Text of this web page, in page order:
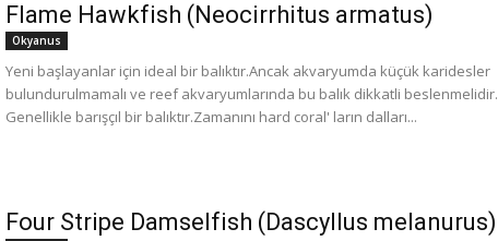
Flame Hawkfish (Neocirrhitus armatus)
Okyanus
Yeni başlayanlar için ideal bir balıktır.Ancak akvaryumda küçük karidesler
bulundurulmamalı ve reef akvaryumlarında bu balık dikkatli beslenmelidir.
Genellikle barışçıl bir balıktır.Zamanını hard coral' ların dalları...
Four Stripe Damselfish (Dascyllus melanurus)